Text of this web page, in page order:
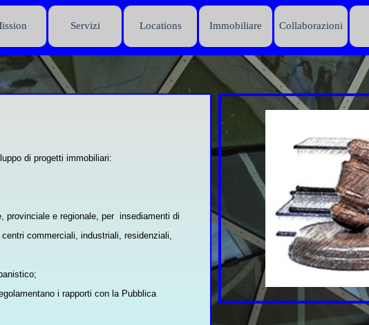
Salta menù
Servizi Locations Immobiliare Collaborazioni
di progetti immobiliari:
provinciale e regionale, per insediamenti di
commerciali, industriali, residenziali,
i rapporti con la Pubblica